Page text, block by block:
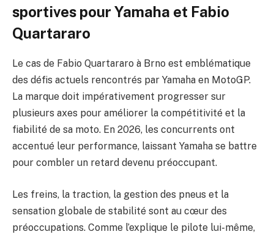
sportives pour Yamaha et Fabio
Quartararo
Le cas de Fabio Quartararo à Brno est emblématique
des défis actuels rencontrés par Yamaha en MotoGP.
La marque doit impérativement progresser sur
plusieurs axes pour améliorer la compétitivité et la
fiabilité de sa moto. En 2026, les concurrents ont
accentué leur performance, laissant Yamaha se battre
pour combler un retard devenu préoccupant.
Les freins, la traction, la gestion des pneus et la
sensation globale de stabilité sont au cœur des
préoccupations. Comme l’explique le pilote lui-même,